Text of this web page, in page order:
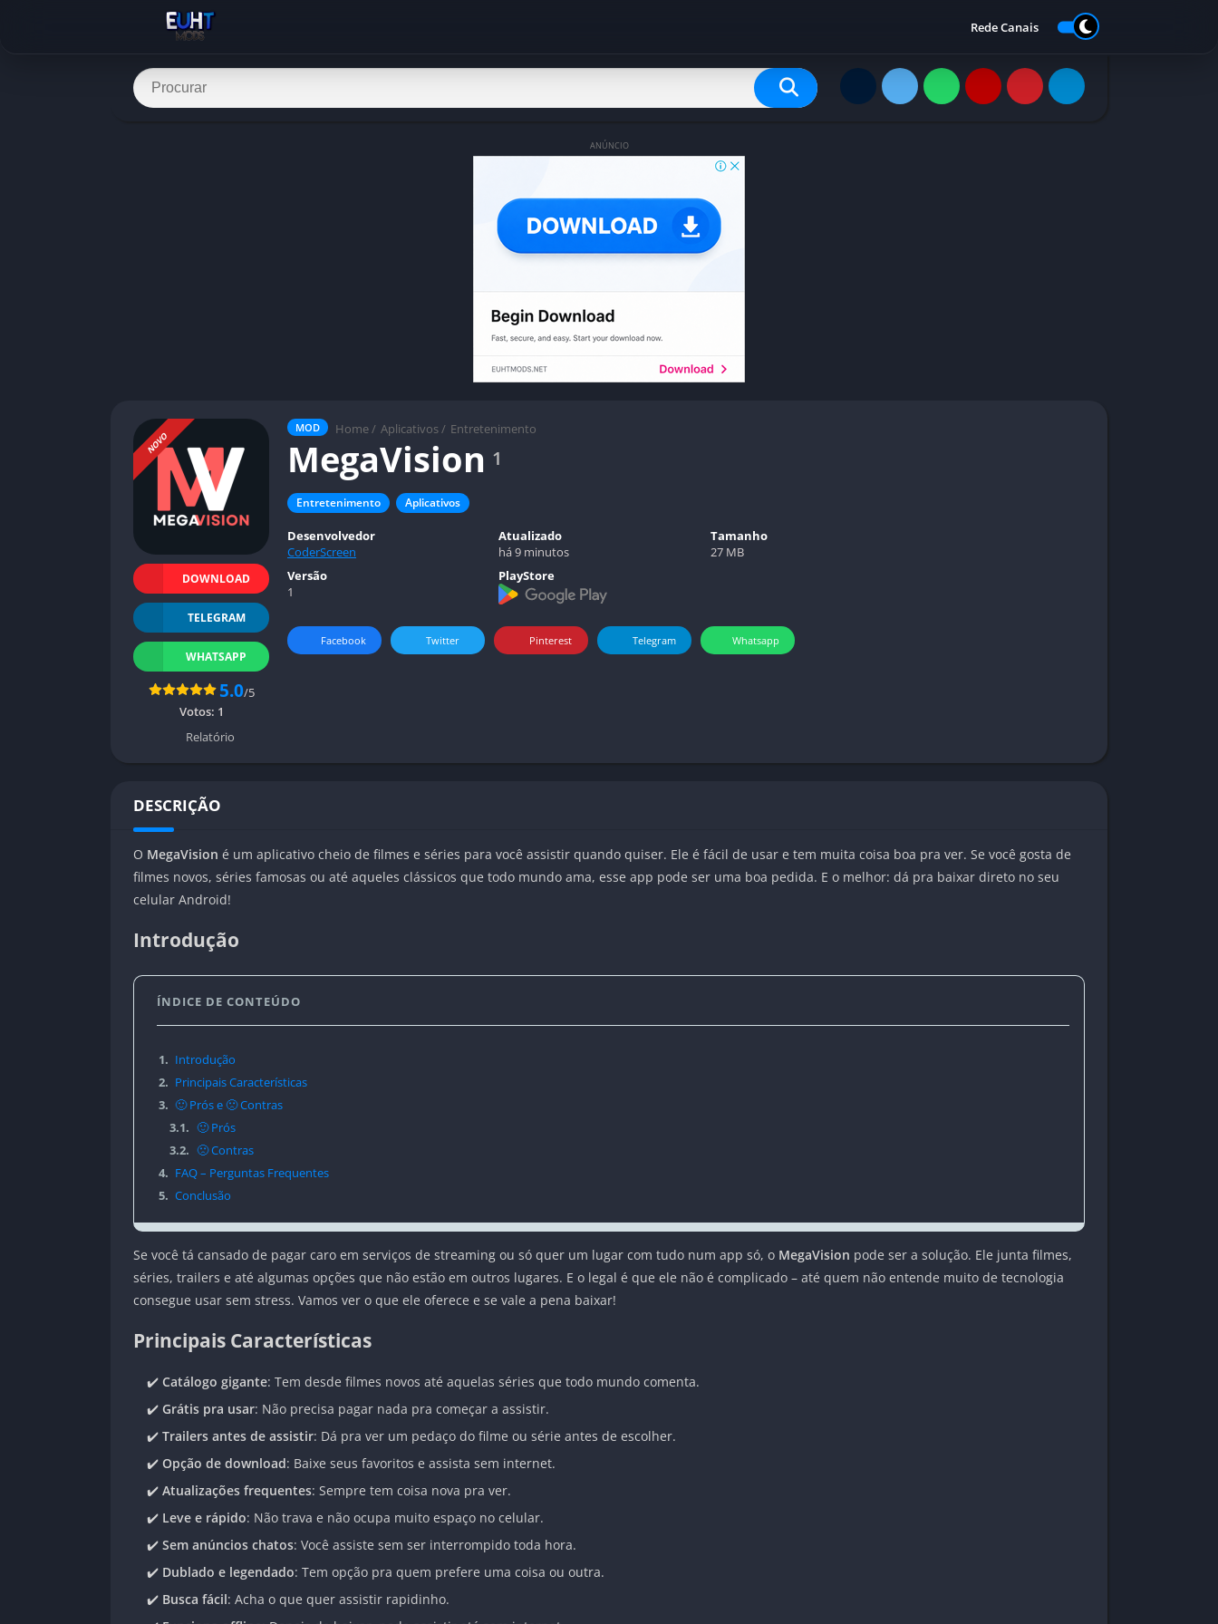
Rede Canais
ANÚNCIO
MOD Home / Aplicativos / Entretenimento
MegaVision 1
Entretenimento Aplicativos
NOVO
DOWNLOAD
TELEGRAM
WHATSAPP
5.0/5
Votos: 1
Relatório
Desenvolvedor
CoderScreen
Atualizado
há 9 minutos
Tamanho
27 MB
Versão
1
PlayStore
Facebook Twitter Pinterest Telegram Whatsapp
DESCRIÇÃO
O MegaVision é um aplicativo cheio de filmes e séries para você assistir quando quiser. Ele é fácil de usar e tem muita coisa boa pra ver. Se você gosta de
filmes novos, séries famosas ou até aqueles clássicos que todo mundo ama, esse app pode ser uma boa pedida. E o melhor: dá pra baixar direto no seu
celular Android!
Introdução
ÍNDICE DE CONTEÚDO
1. Introdução
2. Principais Características
3. 🙂 Prós e 🙁 Contras
3.1. 🙂 Prós
3.2. 🙁 Contras
4. FAQ – Perguntas Frequentes
5. Conclusão
Se você tá cansado de pagar caro em serviços de streaming ou só quer um lugar com tudo num app só, o MegaVision pode ser a solução. Ele junta filmes,
séries, trailers e até algumas opções que não estão em outros lugares. E o legal é que ele não é complicado – até quem não entende muito de tecnologia
consegue usar sem stress. Vamos ver o que ele oferece e se vale a pena baixar!
Principais Características
✔️ Catálogo gigante: Tem desde filmes novos até aquelas séries que todo mundo comenta.
✔️ Grátis pra usar: Não precisa pagar nada pra começar a assistir.
✔️ Trailers antes de assistir: Dá pra ver um pedaço do filme ou série antes de escolher.
✔️ Opção de download: Baixe seus favoritos e assista sem internet.
✔️ Atualizações frequentes: Sempre tem coisa nova pra ver.
✔️ Leve e rápido: Não trava e não ocupa muito espaço no celular.
✔️ Sem anúncios chatos: Você assiste sem ser interrompido toda hora.
✔️ Dublado e legendado: Tem opção pra quem prefere uma coisa ou outra.
✔️ Busca fácil: Acha o que quer assistir rapidinho.